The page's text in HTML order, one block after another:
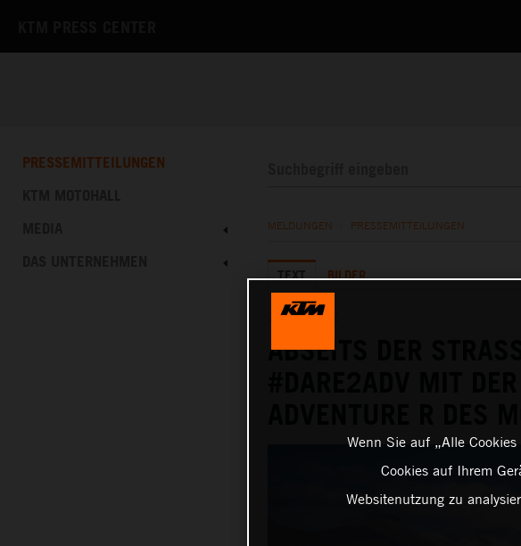
PRESSEMITTEILUNGEN
MELDUNGEN PRESSEMITTEILUNGEN
TEXT BILDER
20.12.2022
ABSEITS DER
Wenn Sie auf „Alle
Cookies auf Ihrem
Websitenutzung zu